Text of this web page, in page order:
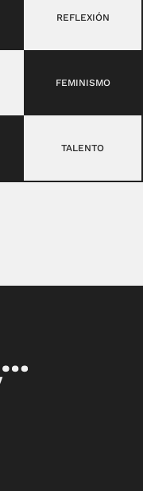
REFLEXIÓN
FEMINISMO
TALENTO